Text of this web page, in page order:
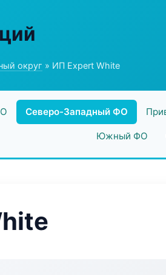
округ » ИП Expert White
Северо-Западный ФО
Южный ФО